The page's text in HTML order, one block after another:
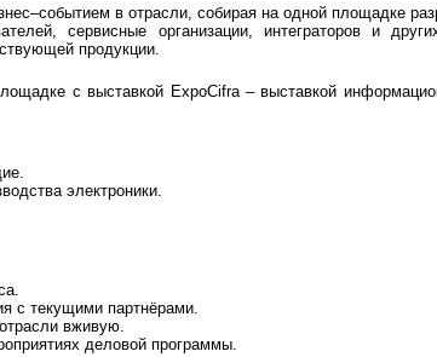
в отрасли, собирая на одной площадке
сервисные организации, интеграторов и
продукции.
с выставкой ExpoCifra – выставкой
электроники.
с текущими партнёрами.
вживую.
деловой программы.